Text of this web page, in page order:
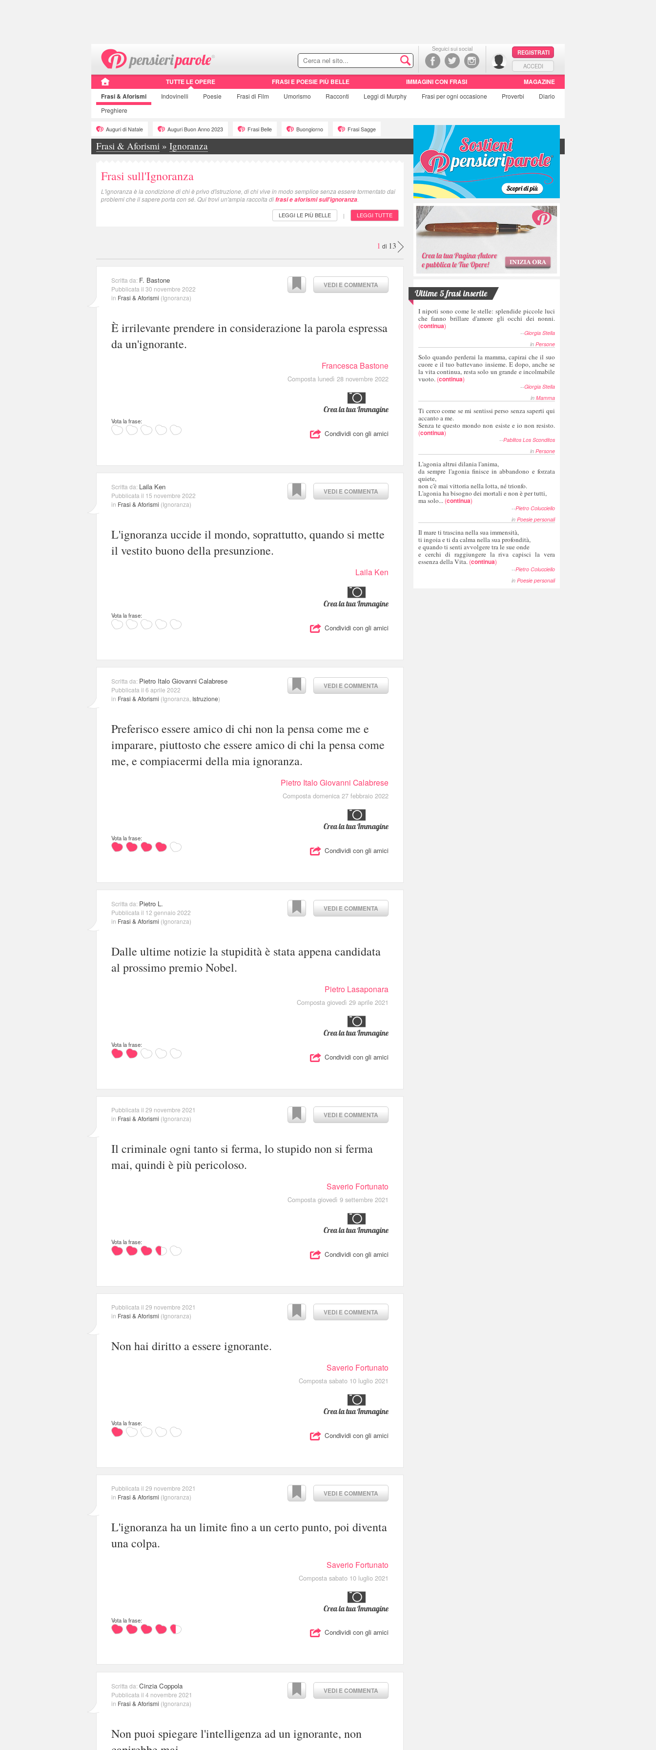
Seguici sui social
REGISTRATI
ACCEDI
TUTTE LE OPERE FRASI E POESIE PIÙ BELLE IMMAGINI CON FRASI
MAGAZINE
Frasi& Aforismi Indovinelli Poesie Frasi di Film Umorismo Racconti Leggi di Murphy Frasi per ogni occasione Proverbi
Diario
Preghiere
Auguri di Natale Auguri Buon Anno 2023 Frasi Belle Buongiorno Frasi Sagge
Frasi & Aforismi » Ignoranza
Frasi sull'Ignoranza
L'ignoranza è la condizione di chi è privo d'istruzione, di chi vive in modo semplice senza essere tormentato dai
problemi che il sapere porta con sé. Qui trovi un'ampia raccolta difrasi e aforismi sull'ignoranza
LEGGI LE PIÙ BELLE | LEGGI TUTTE
1 di 13
VEDI E COMMENTA
Scritta da: F. Bastone
Pubblicata il 30 novembre 2022
in Frasi & Aforismi (Ignoranza)
È irrilevante prendere in considerazione la parola espressa
da un'ignorante.
Francesca Bastone
Composta lunedì 28 novembre 2022
Crea la tua Immagine
Vota la frase:
Condividi con gli amici
VEDI E COMMENTA
Scritta da: Laila Ken
Pubblicata il 15 novembre 2022
in Frasi & Aforismi (Ignoranza)
L'ignoranza uccide il mondo, soprattutto, quando si mette
il vestito buono della presunzione.
Laila Ken
Crea la tua Immagine
Vota la frase:
Condividi con gli amici
VEDI E COMMENTA
Scritta da: Pietro Italo Giovanni Calabrese
Pubblicata il 6 aprile 2022
in Frasi & Aforismi (Ignoranza Istruzione)
Preferisco essere amico di chi non la pensa come me e
imparare, piuttosto che essere amico di chi la pensa come
me, e compiacermi della mia ignoranza.
Pietro Italo Giovanni Calabrese
Composta domenica 27 febbraio 2022
Crea la tua Immagine
Vota la frase:
Condividi con gli amici
VEDI E COMMENTA
Scritta da: Pietro L.
Pubblicata il 12 gennaio 2022
in Frasi & Aforismi (Ignoranza)
Dalle ultime notizie la stupidità è stata appena candidata
al prossimo premio Nobel.
Pietro Lasaponara
Composta giovedì 29 aprile 2021
Crea la tua Immagine
Vota la frase:
Condividi con gli amici
VEDI E COMMENTA
Pubblicata il 29 novembre 2021
in Frasi & Aforismi (Ignoranza)
Il criminale ogni tanto si ferma, lo stupido non si ferma
mai, quindi è più pericoloso.
Saverio Fortunato
Composta giovedì 9 settembre 2021
Crea la tua Immagine
Vota la frase:
Condividi con gli amici
VEDI E COMMENTA
Pubblicata il 29 novembre 2021
in Frasi & Aforismi (Ignoranza)
Non hai diritto a essere ignorante.
Saverio Fortunato
Composta sabato 10 luglio 2021
Crea la tua Immagine
Vota la frase:
Condividi con gli amici
VEDI E COMMENTA
Pubblicata il 29 novembre 2021
in Frasi & Aforismi (Ignoranza)
L'ignoranza ha un limite fino a un certo punto, poi diventa
una colpa.
Saverio Fortunato
Composta sabato 10 luglio 2021
Crea la tua Immagine
Vota la frase:
Condividi con gli amici
VEDI E COMMENTA
Scritta da:Cinzia Coppola
Pubblicata il 4 novembre 2021
in Frasi & Aforismi (Ignoranza)
Non puoi spiegare l'intelligenza ad un ignorante, non
Ultime 5 frasi inserite
I nipoti sono come le stelle: splendide piccole luci
che fanno brillare d'amore gli occhi dei nonni.
(continua)
--Giorgia Stella
in Persone
Solo quando perderai la mamma, capirai che il suo
cuore e il tuo battevano insieme. E dopo, anche se
la vita continua, resta solo un grande e incolmabile
vuoto. (continua)
--Giorgia Stella
in Mamma
Ti cerco come se mi sentissi perso senza saperti qui
accanto a me.
Senza te questo mondo non esiste e io non resisto.
(continua)
--Pablitos Los Sconditos
in Persone
L'agonia altrui dilania l'anima,
da sempre l'agonia finisce in abbandono e forzata
quiete,
non c'è mai vittoria nella lotta, né trionfo.
L'agonia ha bisogno dei mortali e non è per tutti,
ma solo... (continua)
--Pietro Colucciello
in Poesie personali
Il mare ti trascina nella sua immensità,
ti ingoia e ti da calma nella sua profondità,
e quando ti senti avvolgere tra le sue onde
e cerchi di raggiungere la riva capisci la vera
essenza della Vita. (continua)
--Pietro Colucciello
in Poesie personali